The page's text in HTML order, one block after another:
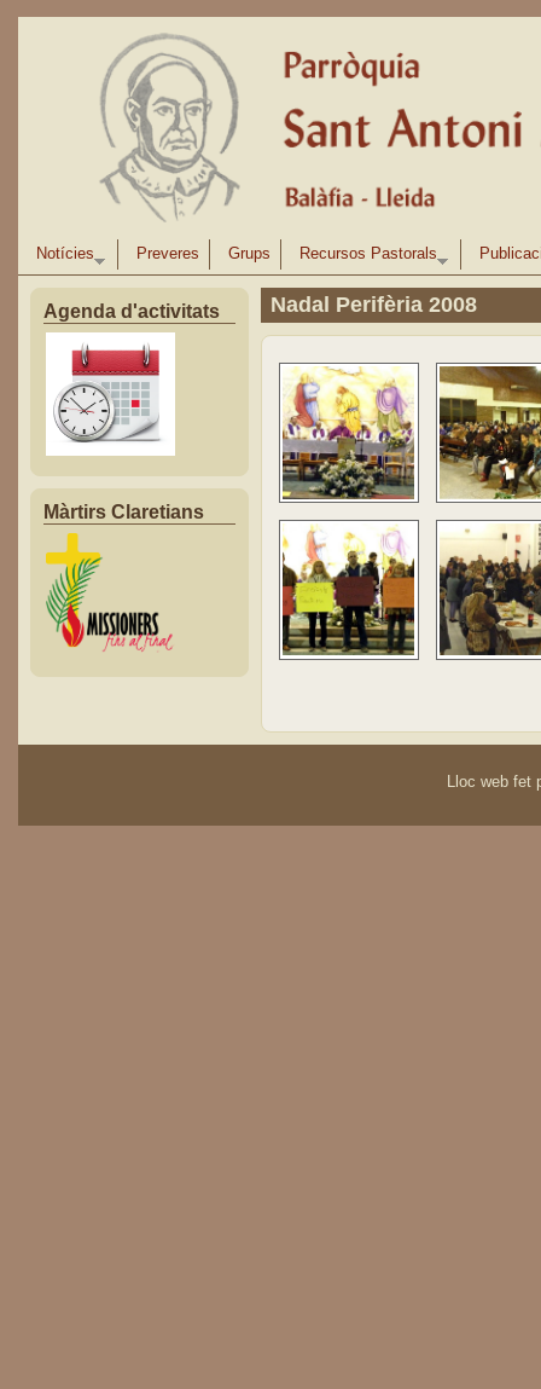
Notícies Preveres Grups Recursos Pastorals
Agenda d'activitats
Màrtirs Claretians
Nadal Perifèria 2008
Lloc web fet